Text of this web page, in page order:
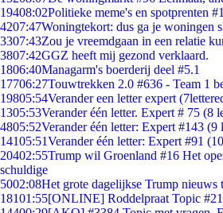
19408:02Politieke meme's en spotprenten
4207:47Woningtekort: dus ga je woningen
3307:43Zou je vreemdgaan in een relatie
3807:42GGZ heeft mij gezond verklaard.
1806:40Managarm's boerderij deel #5.1
17706:27Touwtrekken 2.0 #636 - Team 1
19805:54Verander een letter expert
1305:53Verander één letter. Expert # 75 (8
4805:52Verander één letter: Expert #143 (9
14105:51Verander één letter: Expert #91
20402:55Trump wil Groenland #16 Het
schuldige
5002:08Het grote dagelijkse Trump nieuws
18101:55[ONLINE] Roddelpraat Topic #21